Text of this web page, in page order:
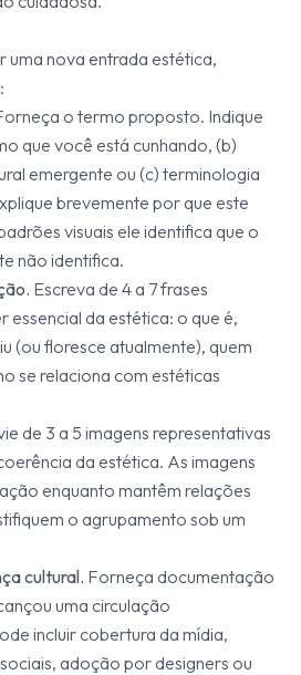
uma nova entrada estética,
o termo proposto. Indique
que você está cunhando, (b)
emergente ou (c) terminologia
brevemente por que este
visuais ele identifica que o
não identifica.
Escreva de 4 a 7 frases
essencial da estética: o que é,
(ou floresce atualmente), quem
se relaciona com estéticas
de 3 a 5 imagens representativas
da estética. As imagens
enquanto mantêm relações
o agrupamento sob um
cultural. Forneça documentação
uma circulação
incluir cobertura da mídia,
adoção por designers ou